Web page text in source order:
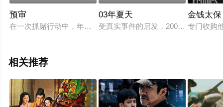
预审
在一次抓赌行动中，年轻的片警李晓阳中弹身亡转眼5年过去，
03年夏天
受真实事件的启发，2003年夏天，
金钱太保
专门收购
相关推荐